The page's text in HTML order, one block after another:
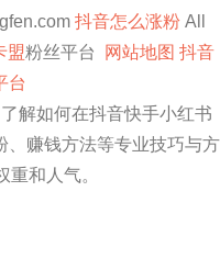
抖音怎么涨粉All
盟粉丝平台 网站地图 抖音
台
解如何在抖音快手小红书
、赚钱方法等专业技巧与方
重和人气。